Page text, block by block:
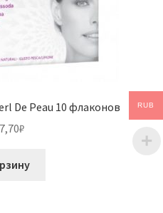
De Peau 10 флаконов
₽
RUB